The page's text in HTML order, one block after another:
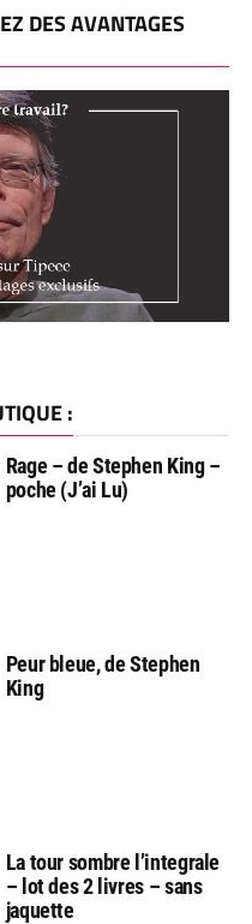
DES AVANTAGES
:
Rage – de Stephen King –
poche (J’ai Lu)
Peur bleue, de Stephen
King
La tour sombre l’integrale
– lot des 2 livres – sans
jaquette